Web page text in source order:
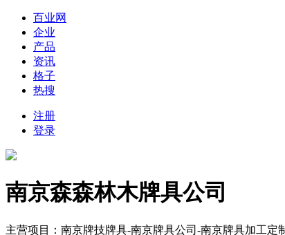
百业网
企业
产品
资讯
格子
热搜
注册
登录
南京森森林木牌具公司
主营项目：南京牌技牌具-南京牌具公司-南京牌具加工定